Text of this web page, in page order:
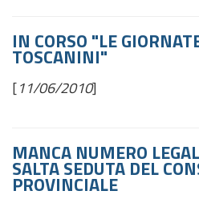
IN CORSO "LE
TOSCANINI"
[11/06/2010]
MANCA NUMERO
SALTA SEDUTA DEL
PROVINCIALE